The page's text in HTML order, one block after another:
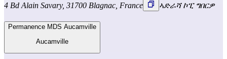
4 Bd Alain Savary, 31700 Blagnac, France ኣድራሻ ኮፒ ግበርዎ
Permanence MDS Aucamville
Aucamville